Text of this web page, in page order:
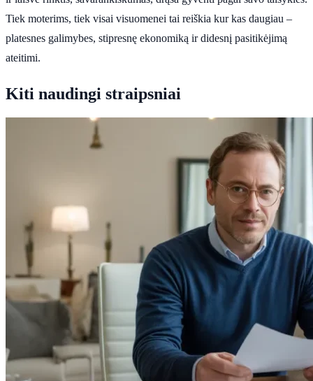
Tiek moterims, tiek visai visuomenei tai reiškia kur kas daugiau –
platesnes galimybes, stipresnę ekonomiką ir didesnį pasitikėjimą
ateitimi.
Kiti naudingi straipsniai